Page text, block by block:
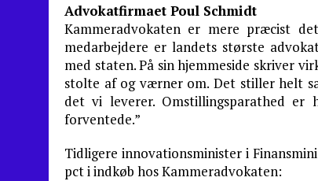
Advokatfirmaet Poul Schmidt
Kammeradvokaten er mere præcist
medarbejdere er landets største
med staten. På sin hjemmeside skriver
stolte af og værner om. Det stiller helt
det vi leverer. Omstillingsparathed
forventede.”
Tidligere innovationsminister i
pct i indkøb hos Kammeradvokaten: